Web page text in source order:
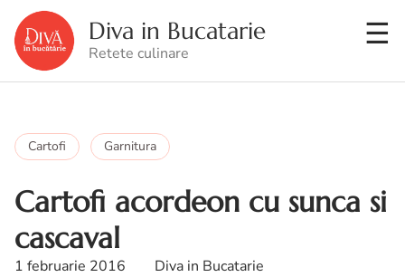
Diva in Bucatarie
Retete culinare
Cartofi Garnitura
Cartofi acordeon cu sunca si
cascaval
1 februarie 2016 Diva in Bucatarie